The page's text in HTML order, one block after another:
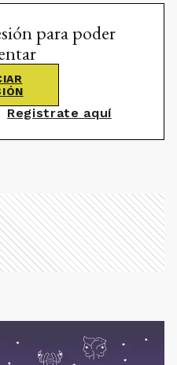
para poder
Registrate aquí